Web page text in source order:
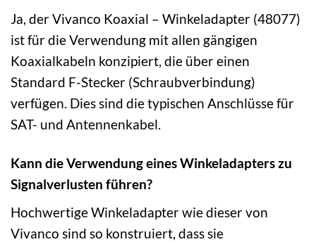
Ja, der Vivanco Koaxial – Winkeladapter (48077)
ist für die Verwendung mit allen gängigen
Koaxialkabeln konzipiert, die über einen
Standard F-Stecker (Schraubverbindung)
verfügen. Dies sind die typischen Anschlüsse für
SAT- und Antennenkabel.
Kann die Verwendung eines Winkeladapters zu
Signalverlusten führen?
Hochwertige Winkeladapter wie dieser von
Vivanco sind so konstruiert, dass sie